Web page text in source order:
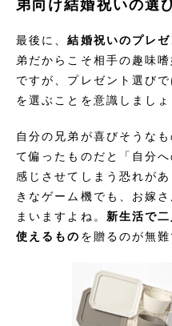
弟向け結婚祝いの選
最後に、結婚祝いのプレ
弟だからこそ相手の趣味
ですが、プレゼント選びで
を選ぶことを意識しましょ
自分の兄弟が喜びそうな
て偏ったものだと「自分
感じさせてしまう恐れが
きなゲーム機でも、お嫁
まいますよね。 新生活で
使えるもの を贈るのが無難